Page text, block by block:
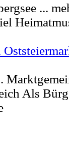
...
Als